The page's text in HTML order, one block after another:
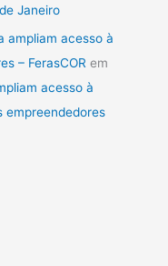
Janeiro
ampliam acesso à
– FerasCOR em
acesso à
empreendedores